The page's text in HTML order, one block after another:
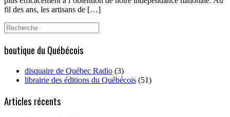
fil des ans, les artisans de […]
Search
for:
boutique du Québécois
disquaire de Québec Radio (3)
librairie des éditions du Québécois (51)
Articles récents